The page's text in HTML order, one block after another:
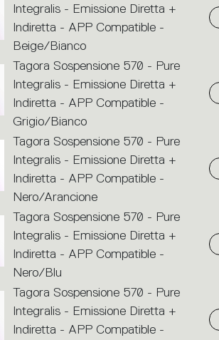
Integralis - Emissione Diretta +
Indiretta - APP Compatible -
Beige/Bianco
Tagora Sospensione 570 - Pure
Integralis - Emissione Diretta +
Indiretta - APP Compatible -
Grigio/Bianco
Tagora Sospensione 570 - Pure
Integralis - Emissione Diretta +
Indiretta - APP Compatible -
Nero/Arancione
Tagora Sospensione 570 - Pure
Integralis - Emissione Diretta +
Indiretta - APP Compatible -
Nero/Blu
Tagora Sospensione 570 - Pure
Integralis - Emissione Diretta +
Indiretta - APP Compatible -